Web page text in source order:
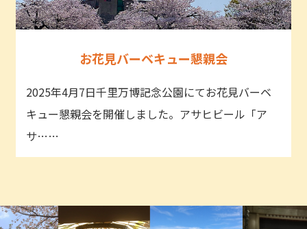
お花見バーベキュー懇親会
2025年4月7日千里万博記念公園にてお花見バーベ
キュー懇親会を開催しました。アサヒビール「ア
サ……